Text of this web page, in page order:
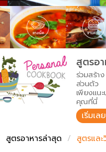
ครัว
บน่ารู้
บเทียบหน่วยการตวง
บเทียบอุณหภูมิ
บเทียบน้ำหนักวัตถุดิบ
สูตรอ
ร่วมสร้า
ส่วนตัว
เพียงแน
คุณที่นี่
เริ่มเล
สูตรอาหารล่าสุด สูตรและ